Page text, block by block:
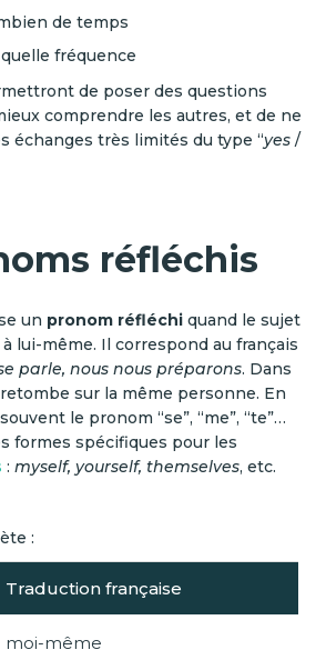
de temps
fréquence
de poser des questions
comprendre les autres, et de ne
échanges très limités du type “yes /
réfléchis
un pronom réfléchi quand le sujet
lui-même. Il correspond au français
parle, nous nous préparons. Dans
retombe sur la même personne. En
le pronom “se”, “me”, “te”…
formes spécifiques pour les
: myself, yourself, themselves, etc.
:
Traduction française
moi-même